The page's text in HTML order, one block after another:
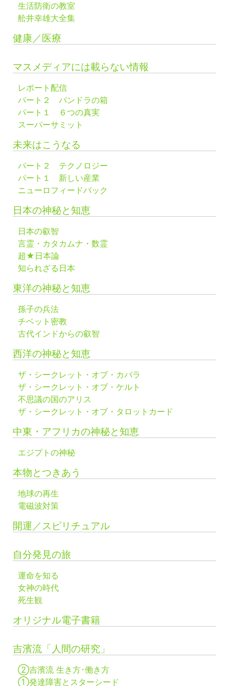
生活防衛の教室
舩井幸雄大全集
健康／医療
マスメディアには載らない情報
レポート配信
パート２ パンドラの箱
パート１ ６つの真実
スーパーサミット
未来はこうなる
パート２ テクノロジー
パート１ 新しい産業
ニューロフィードバック
日本の神秘と知恵
日本の叡智
言霊・カタカムナ・数霊
超★日本論
知られざる日本
東洋の神秘と知恵
孫子の兵法
チベット密教
古代インドからの叡智
西洋の神秘と知恵
ザ・シークレット・オブ・カバラ
ザ・シークレット・オブ・ケルト
不思議の国のアリス
ザ・シークレット・オブ・タロットカード
中東・アフリカの神秘と知恵
エジプトの神秘
本物とつきあう
地球の再生
電磁波対策
開運／スピリチュアル
自分発見の旅
運命を知る
女神の時代
死生観
オリジナル電子書籍
吉濱流「人間の研究」
②吉濱流 生き方･働き方
①発達障害とスターシード